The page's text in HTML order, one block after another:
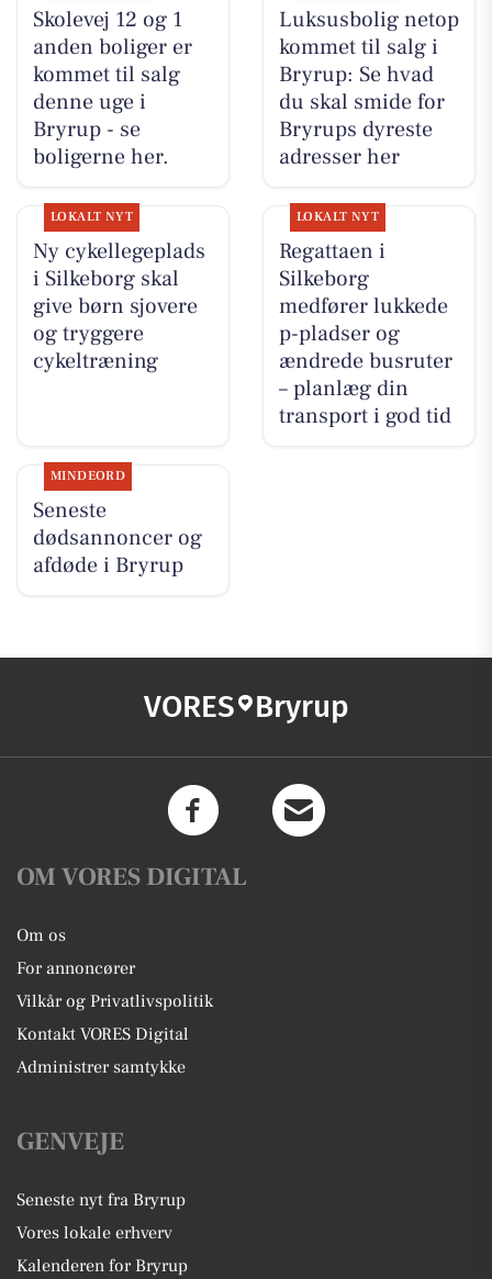
Skolevej 12 og 1
anden boliger er
kommet til salg
denne uge i
Bryrup - se
boligerne her.
Luksusbolig netop
kommet til salg i
Bryrup: Se hvad
du skal smide for
Bryrups dyreste
adresser her
LOKALT NYT
Ny cykellegeplads
i Silkeborg skal
give børn sjovere
og tryggere
cykeltræning
LOKALT NYT
Regattaen i
Silkeborg
medfører lukkede
p-pladser og
ændrede busruter
– planlæg din
transport i god tid
MINDEORD
Seneste
dødsannoncer og
afdøde i Bryrup
VORES Bryrup
OM VORES DIGITAL
Om os
For annoncører
Vilkår og Privatlivspolitik
Kontakt VORES Digital
Administrer samtykke
GENVEJE
Seneste nyt fra Bryrup
Vores lokale erhverv
Kalenderen for Bryrup